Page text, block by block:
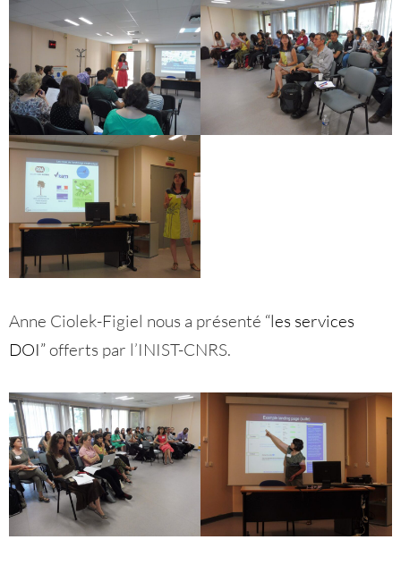
Anne Ciolek-Figiel nous a présenté “les services
DOI”offerts par l’INIST-CNRS.